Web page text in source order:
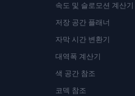
속도 및 슬로모션 계산기
저장 공간 플래너
자막 시간 변환기
대역폭 계산기
색 공간 참조
코덱 참조